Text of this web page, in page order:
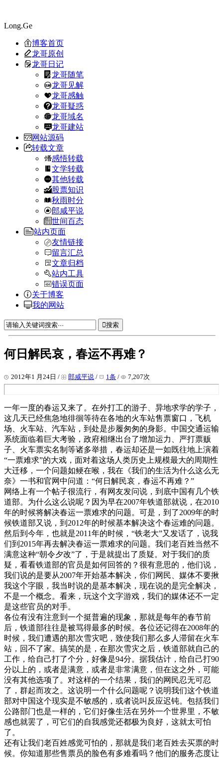
Long.Ge
博客首页
龙哥原创
龙哥日记
龙哥随笔
龙哥见解
龙哥感触
龙哥疑惑
龙哥域名
龙哥建站
网站源码
转载文章
感悟转载
文学转载
其他转载
股票知识
秋雨时分
郎咸平说
世间百态
站内页面
友情链接
留言汇总
文章归档
站内工具
错误页面
关于博客
我的网站
搜索
何日解民哀，春运不再难？
2012年1 月24日 / 郎咸平说 / 1条 / 7,207次
一年一度的春运又来了。在外打工的游子、异地求学的学子，
这几天已经焦急地徘徊等待在各地的火车站售票窗口，飞机
场、火车站、汽车站，到处是步履匆匆的身影。中国交通运输
系统面临着巨大考验，政府相继出台了增加运力、严打票贩
子、火车票实名制等诸多举措，春运却还是一如既往地上演着
“一票难求”的大戏，面对着这场人类历史上规模最大的周期性
大迁移，一个问题如鲠在喉，我在《我们的生活为什么这么无
奈》一书和官网中问道：“何日解民哀，春运不再难？”
网络上有一个帖子很流行，有网友发问说，到底中国有几个铁
道部。为什么这么说呢？因为早在2007年铁道部就说，在2010
年的时候将解决春运一票难求的问题。可是，到了2009年的时
候铁道部又说，到2012年的时候基本解决这个春运难的问题。
然后到今年，也就是2011年的时候，“铁老大”又发话了，说我
们到2015年再去解决春运一票难求的问题。我们老百姓当然不
满意这种“朝令夕改”了，于是就提出了质疑。对于我们的质
疑，看看铁道部的官员是如何回答的？很有意思的，他们说，
我们说的是要从2007年开始基本解决，你们网民、媒体不要揪
我这个字眼，我当时说的是基本解决，现在说的是完全解决，
不是一个概念。看来，玩这个文字游戏，我们的媒体还不一定
是这些官员的对手。
各位有没有注意到一个挺普遍的现象，那就是每年的春节前
后，铁道部往往是被骂得最多的时候。各位还记得在2008年的
时候，我们遭遇的那次雪灾吧，致使我们那么多人滞留在火车
站，回不了家。搞笑的是，在那次雪灾之后，铁道部就自己的
工作，给自己打了个分，好像是94分。据我估计，给自己打90
分以上的，或者是满意，或者是非常满意，但在这之外，可能
没有其他选项了。对这样的一个结果，我们的网民忍无可忍
了，群起而攻之。这说明一个什么问题呢？说明我们这个铁道
部对中国这个现实是不敏感的，或者说叫反应迟钝。包括我们
公路部门也是一样的，它们好像生活在另外一个世界里，不敏
感也就罢了，可它们的自我感觉还都极为良好，这就太可怕
了。
还有让我们老百姓感觉可怕的，那就是我们老百姓去买票的时
候。你知道那些售票员的脸色有多难看吗？他们的服务态度让